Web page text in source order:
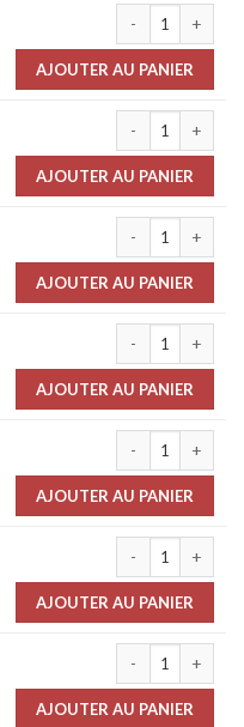
quantité de
AJOUTER AU PANIER
quantité de
AJOUTER AU PANIER
quantité de
AJOUTER AU PANIER
quantité de
AJOUTER AU PANIER
quantité de
AJOUTER AU PANIER
quantité de
AJOUTER AU PANIER
quantité de
AJOUTER AU PANIER